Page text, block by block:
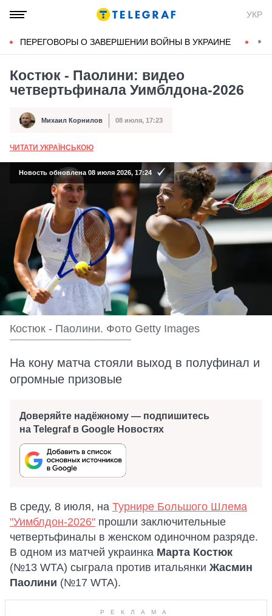
УКР
ПЕРЕГОВОРЫ О ЗАВЕРШЕНИИ ВОЙНЫ В УКРАИНЕ
Костюк - Паолини: видео
четвертьфинала Уимблдона-2026
Автор Михаил Корнилов
Дата публикации 08 июля, 17:23
ЧИТАТИ УКРАЇНСЬКОЮ
Новость обновлена 08 июля 2026, 17:24
Костюк - Паолини. Фото Getty Images
На кону матча стояли выход в полуфинал и
огромные призовые
Доверяйте надёжному — подпишитесь
на Telegraf в Google Новостях
В среду, 8 июля, на Турнире Большого Шлема
"Уимблдон-2026" прошли заключительные
четвертьфиналы в женском одиночном разряде.
В одном из матчей украинка Марта Костюк
(№13 WTA) сыграла против итальянки Жасмин
Паолини (№17 WTA).